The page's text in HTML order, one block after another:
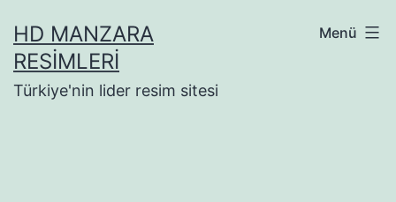
geçHD MANZARA
RESIMLERI
Türkiye'nin lider resim sitesi
Menü